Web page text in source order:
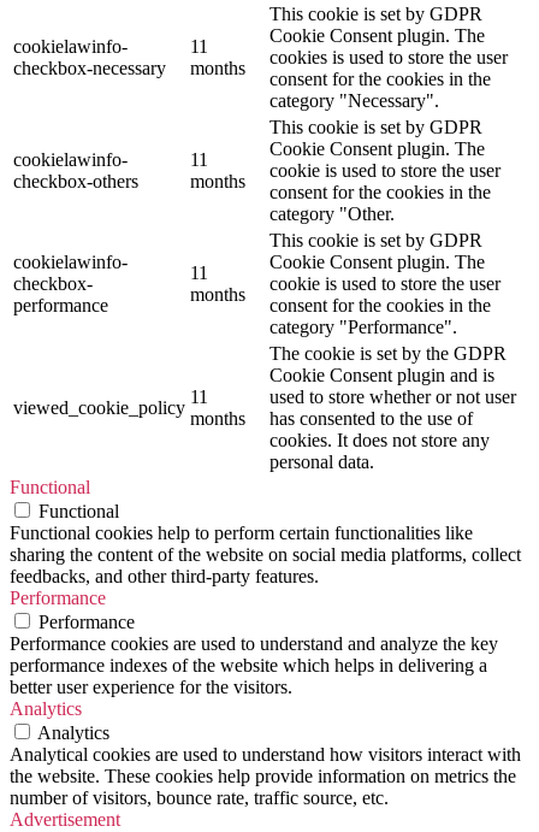
cookielawinfo-
checkbox-necessary
11
months
This cookie is set by GDPR
Cookie Consent plugin. The
cookies is used to store the user
consent for the cookies in the
category "Necessary".
cookielawinfo-
checkbox-others
11
months
This cookie is set by GDPR
Cookie Consent plugin. The
cookie is used to store the user
consent for the cookies in the
category "Other.
cookielawinfo-
checkbox-
performance
11
months
This cookie is set by GDPR
Cookie Consent plugin. The
cookie is used to store the user
consent for the cookies in the
category "Performance".
viewed_cookie_policy
11
months
The cookie is set by the GDPR
Cookie Consent plugin and is
used to store whether or not user
has consented to the use of
cookies. It does not store any
personal data.
Functional
Functional
Functional cookies help to perform certain functionalities like
sharing the content of the website on social media platforms, collect
feedbacks, and other third-party features.
Performance
Performance
Performance cookies are used to understand and analyze the key
performance indexes of the website which helps in delivering a
better user experience for the visitors.
Analytics
Analytics
Analytical cookies are used to understand how visitors interact with
the website. These cookies help provide information on metrics the
number of visitors, bounce rate, traffic source, etc.
Advertisement